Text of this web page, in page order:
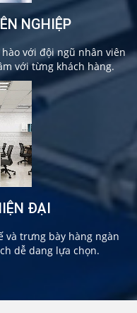
NGHIỆP
với đội ngũ nhân viên
với từng khách hàng.
ĐẠI
và trưng bày hàng ngàn
dễ dang lựa chọn.